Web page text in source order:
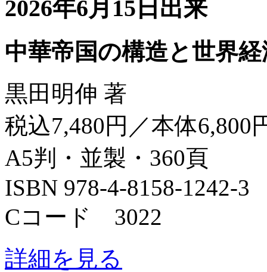
2026年6月15日出来
中華帝国の構造と世界
黒田明伸 著
税込7,480円／本体6,800
A5判・並製・360頁
ISBN 978-4-8158-1242-3
Cコード 3022
詳細を見る